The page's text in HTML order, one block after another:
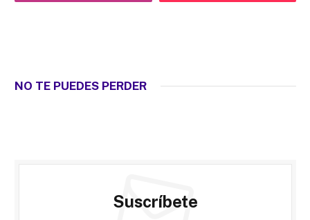
NO TE PUEDES PERDER
Suscríbete